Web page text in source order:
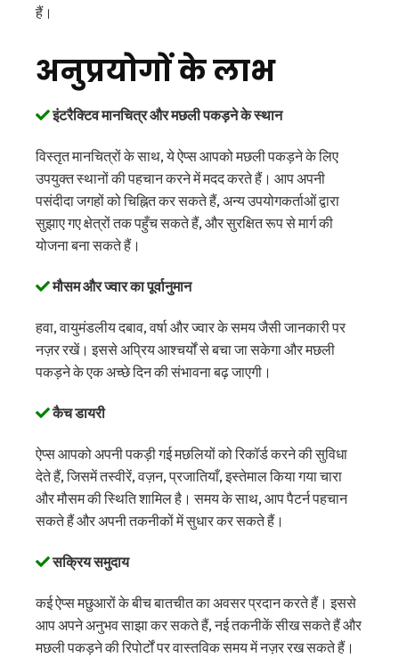
हैं।
अनुप्रयोगों के लाभ
इंटरैक्टिव मानचित्र और मछली पकड़ने के स्थान
विस्तृत मानचित्रों के साथ, ये ऐप्स आपको मछली पकड़ने के लिए
उपयुक्त स्थानों की पहचान करने में मदद करते हैं। आप अपनी
पसंदीदा जगहों को चिह्नित कर सकते हैं, अन्य उपयोगकर्ताओं द्वारा
सुझाए गए क्षेत्रों तक पहुँच सकते हैं, और सुरक्षित रूप से मार्ग की
योजना बना सकते हैं।
मौसम और ज्वार का पूर्वानुमान
हवा, वायुमंडलीय दबाव, वर्षा और ज्वार के समय जैसी जानकारी पर
नज़र रखें। इससे अप्रिय आश्चर्यों से बचा जा सकेगा और मछली
पकड़ने के एक अच्छे दिन की संभावना बढ़ जाएगी।
कैच डायरी
ऐप्स आपको अपनी पकड़ी गई मछलियों को रिकॉर्ड करने की सुविधा
देते हैं, जिसमें तस्वीरें, वज़न, प्रजातियाँ, इस्तेमाल किया गया चारा
और मौसम की स्थिति शामिल है। समय के साथ, आप पैटर्न पहचान
सकते हैं और अपनी तकनीकों में सुधार कर सकते हैं।
सक्रिय समुदाय
कई ऐप्स मछुआरों के बीच बातचीत का अवसर प्रदान करते हैं। इससे
आप अपने अनुभव साझा कर सकते हैं, नई तकनीकें सीख सकते हैं और
मछली पकड़ने की रिपोर्टों पर वास्तविक समय में नज़र रख सकते हैं।